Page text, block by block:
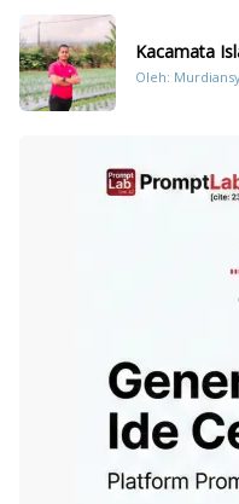
Kacamata
Oleh: